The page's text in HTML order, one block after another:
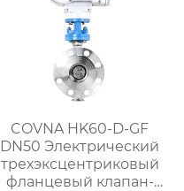
COVNA HK60-D-GF
DN50 Электрический
трехэксцентриковый
фланцевый клапан-